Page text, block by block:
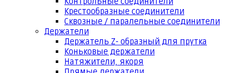
Крестообразные соединители
Сквозные / паралельные соединители
Держатели
Держатель Z- образный для прутка
Коньковые держатели
Натяжители, якоря